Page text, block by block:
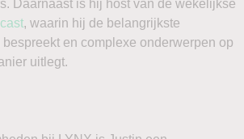
Daarnaast is hij host van de wekelijkse
, waarin hij de belangrijkste
en complexe onderwerpen op
uitlegt.